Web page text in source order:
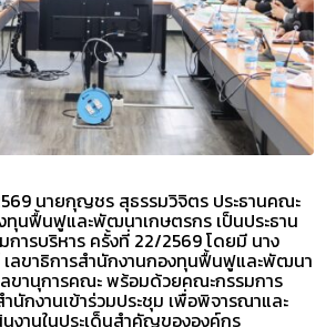
นายกุญชร สุธรรมวิจิตร ประธานคณะ
ทุนฟื้นฟูและพัฒนาเกษตรกร เป็นประธาน
การบริหาร ครั้งที่ 22/2569 โดยมี นาง
ลขาธิการสำนักงานกองทุนฟื้นฟูและพัฒนา
ขานุการคณะ พร้อมด้วยคณะกรรมการ
นักงานเข้าร่วมประชุม เพื่อพิจารณาและ
งานในประเด็นสำคัญขององค์กร